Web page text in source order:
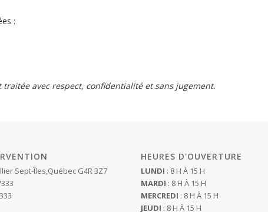
:
avec respect, confidentialité et sans jugement.
Sept-Îles,Québec G4R 3Z7
HEURES D'OUVERTURE
LUNDI : 8 H À 15 H
MARDI : 8 H À 15 H
MERCREDI : 8 H À 15 H
JEUDI : 8 H À 15 H